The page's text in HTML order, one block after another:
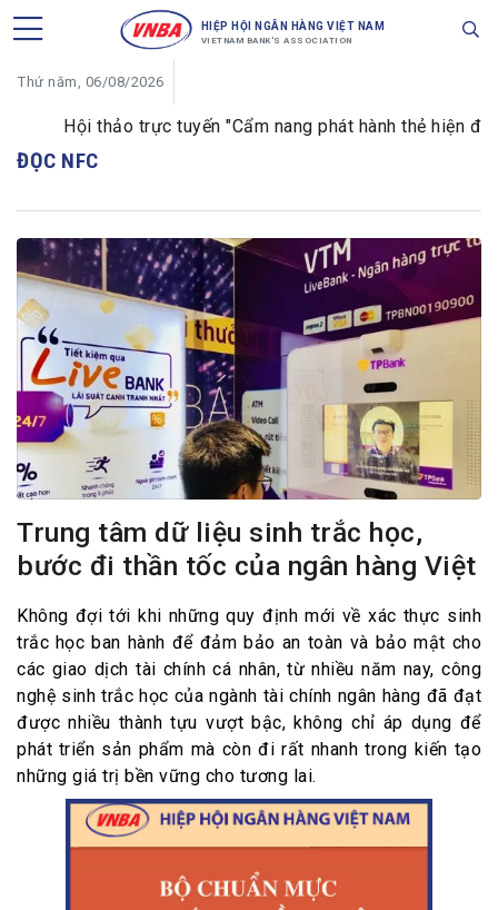
HIỆP HỘI NGÂN HÀNG VIỆT NAM
VIETNAM BANK'S ASSOCIATION
Thứ năm, 06/08/2026
Hội thảo trực tuyến "Cẩm nang phát hành thẻ hiện đại
ĐỌC NFC
Trung tâm dữ liệu sinh trắc học,
bước đi thần tốc của ngân hàng Việt
Không đợi tới khi những quy định mới về xác thực sinh
trắc học ban hành để đảm bảo an toàn và bảo mật cho
các giao dịch tài chính cá nhân, từ nhiều năm nay, công
nghệ sinh trắc học của ngành tài chính ngân hàng đã đạt
được nhiều thành tựu vượt bậc, không chỉ áp dụng để
phát triển sản phẩm mà còn đi rất nhanh trong kiến tạo
những giá trị bền vững cho tương lai.